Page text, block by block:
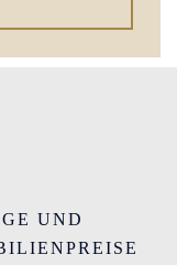
UND